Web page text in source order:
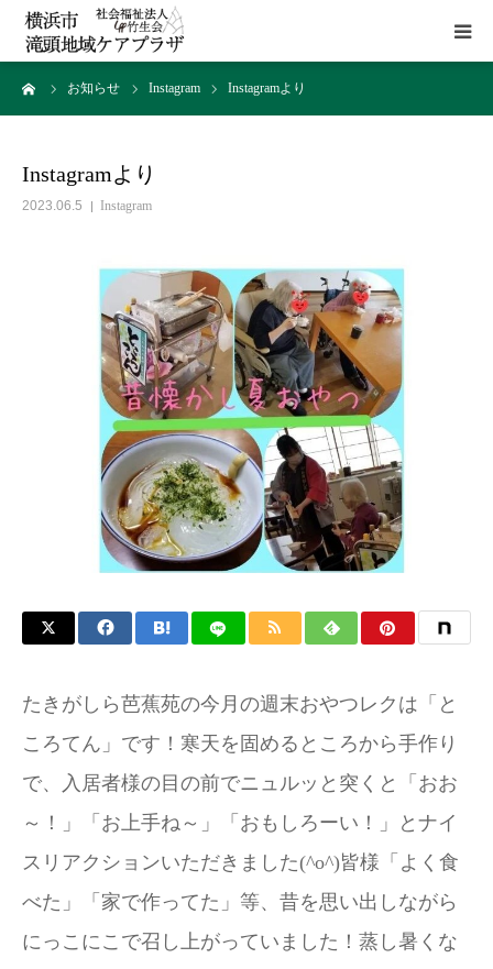
お知らせ Instagram Instagramより
Instagramより
2023.06.5 Instagram
たきがしら芭蕉苑の今月の週末おやつレクは「と
ころてん」です！寒天を固めるところから手作り
で、入居者様の目の前でニュルッと突くと「おお
～！」「お上手ね～」「おもしろーい！」とナイ
スリアクションいただきました(^o^)皆様「よく食
べた」「家で作ってた」等、昔を思い出しながら
にっこにこで召し上がっていました！蒸し暑くな
HOME
施設概要
貸室
アクセス
お問い合わせ